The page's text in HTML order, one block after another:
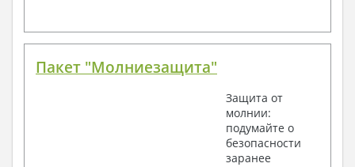
Пакет "Молниезащита"
Защита от
молнии:
подумайте о
безопасности
заранее